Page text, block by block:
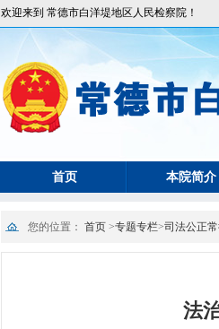
欢迎来到 常德市白洋堤地区人民检察院！
首页 本院简介
您的位置： 首页 >专题专栏>司法公正
法